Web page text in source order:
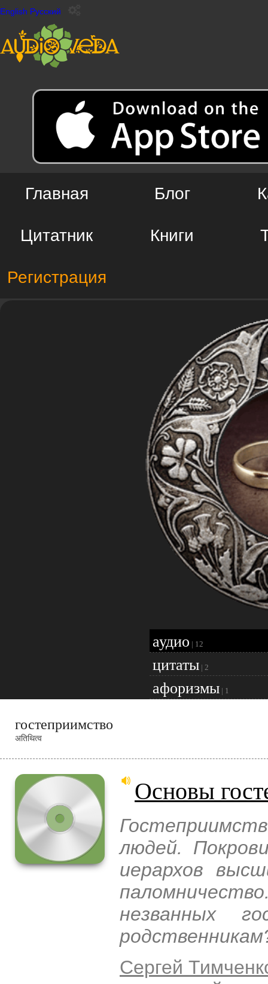
English Русский
Главная Блог
Цитатник Книги
Регистрация
аудио | 12
цитаты | 2
афоризмы | 1
гостеприимство
अतिथित्व
Основы
людей.
иерархов
незванных
Сергей